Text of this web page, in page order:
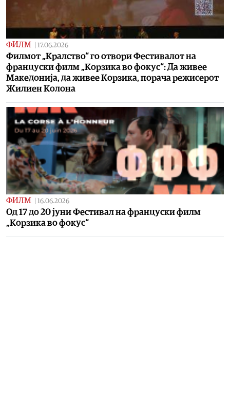
ФИЛМ 17.06.2026
Филмот „Кралство“ го отвори Фестивалот на
француски филм „Корзика во фокус“: Да живее
Македонија, да живее Корзика, порача режисерот
Жилиен Колона
ФИЛМ 16.06.2026
Од 17 до 20 јуни Фестивал на француски филм
„Корзика во фокус“